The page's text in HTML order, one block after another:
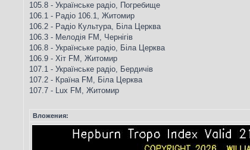
105.8 - Українське радіо, Погребище
106.1 - Радіо 106.1, Житомир
106.2 - Радіо Культура, Біла Церква
106.3 - Мелодія FM, Чернігів
106.8 - Українське радіо, Біла Церква
106.9 - Хіт FM, Житомир
107.1 - Українське радіо, Бердичів
107.2 - Країна FM, Біла Церква
107.7 - Lux FM, Житомир
Вложения: